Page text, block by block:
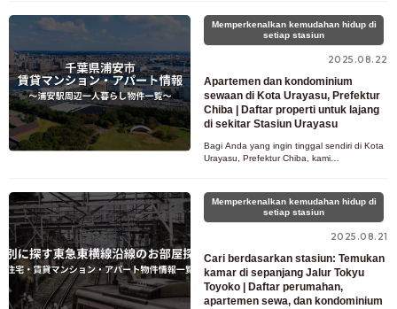
Memperkenalkan kemudahan hidup di
setiap stasiun
2025.08.22
Apartemen dan kondominium
sewaan di Kota Urayasu, Prefektur
Chiba | Daftar properti untuk lajang
di sekitar Stasiun Urayasu
Bagi Anda yang ingin tinggal sendiri di Kota
Urayasu, Prefektur Chiba, kami
Memperkenalkan kemudahan hidup di
setiap stasiun
2025.08.21
Cari berdasarkan stasiun: Temukan
kamar di sepanjang Jalur Tokyu
Toyoko | Daftar perumahan,
apartemen sewa, dan kondominium